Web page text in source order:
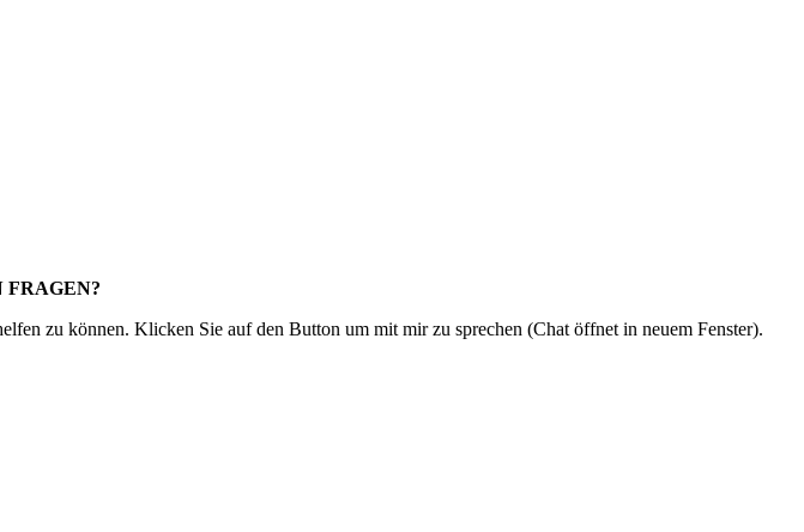
FRAGEN?
zu können. Klicken Sie auf den Button um mit mir zu sprechen (Chat öffnet in neuem Fenster).